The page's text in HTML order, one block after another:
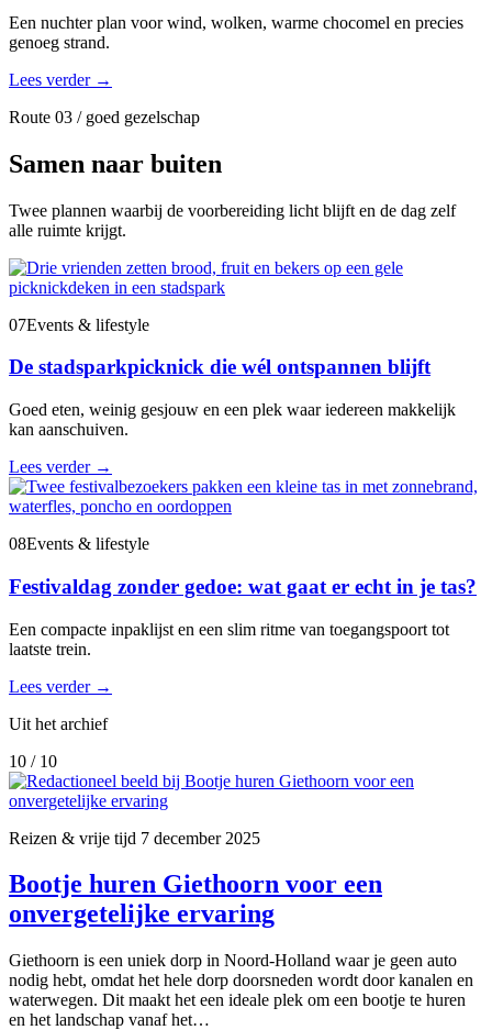
Een nuchter plan voor wind, wolken, warme chocomel en precies
genoeg strand.
Lees verder →
Route 03 / goed gezelschap
Samen naar buiten
Twee plannen waarbij de voorbereiding licht blijft en de dag zelf
alle ruimte krijgt.
07Events & lifestyle
De stadsparkpicknick die wél ontspannen blijft
Goed eten, weinig gesjouw en een plek waar iedereen makkelijk
kan aanschuiven.
Lees verder →
08Events & lifestyle
Festivaldag zonder gedoe: wat gaat er echt in je tas?
Een compacte inpaklijst en een slim ritme van toegangspoort tot
laatste trein.
Lees verder →
Uit het archief
10 / 10
Reizen & vrije tijd 7 december 2025
Bootje huren Giethoorn voor een
onvergetelijke ervaring
Giethoorn is een uniek dorp in Noord-Holland waar je geen auto
nodig hebt, omdat het hele dorp doorsneden wordt door kanalen en
waterwegen. Dit maakt het een ideale plek om een bootje te huren
en het landschap vanaf het…